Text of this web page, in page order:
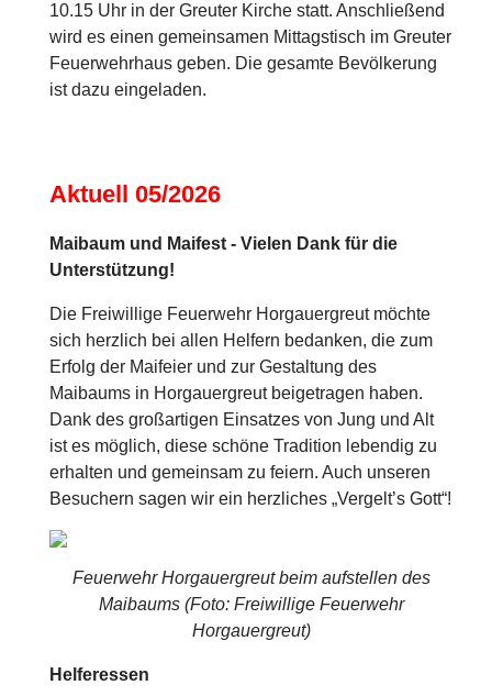
10.15 Uhr in der Greuter Kirche statt. Anschließend
wird es einen gemeinsamen Mittagstisch im Greuter
Feuerwehrhaus geben. Die gesamte Bevölkerung
ist dazu eingeladen.
Aktuell 05/2026
Maibaum und Maifest - Vielen Dank für die
Unterstützung!
Die Freiwillige Feuerwehr Horgauergreut möchte
sich herzlich bei allen Helfern bedanken, die zum
Erfolg der Maifeier und zur Gestaltung des
Maibaums in Horgauergreut beigetragen haben.
Dank des großartigen Einsatzes von Jung und Alt
ist es möglich, diese schöne Tradition lebendig zu
erhalten und gemeinsam zu feiern. Auch unseren
Besuchern sagen wir ein herzliches „Vergelt’s Gott“!
Feuerwehr Horgauergreut beim aufstellen des
Maibaums (Foto: Freiwillige Feuerwehr
Horgauergreut)
Helferessen